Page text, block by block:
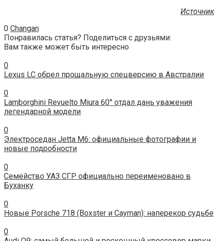
Источник
0 Changan
Понравилась статья? Поделиться с друзьями:
Вам также может быть интересно
0
Lexus LC обрел прощальную спецверсию в Австралии
0
Lamborghini Revuelto Miura 60° отдал дань уважения
легендарной модели
0
Электроседан Jetta M6: официальные фотографии и
новые подробности
0
Семейство УАЗ СГР официально переименовано в
Буханку
0
Новые Porsche 718 (Boxster и Cayman): наперекор судьбе
0